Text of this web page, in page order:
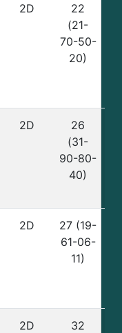
2D
22
(21-
70-50-
20)
2D
26
(31-
90-80-
40)
2D
27 (19-
61-06-
11)
2D
32